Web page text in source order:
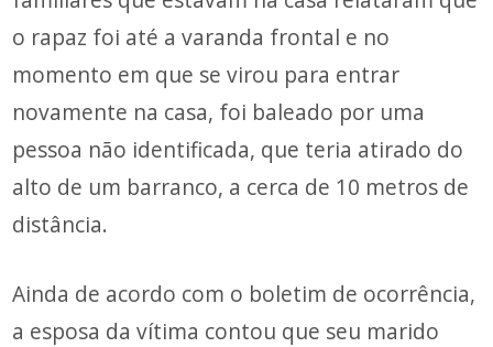
o rapaz foi até a varanda frontal e no
momento em que se virou para entrar
novamente na casa, foi baleado por uma
pessoa não identificada, que teria atirado do
alto de um barranco, a cerca de 10 metros de
distância.
Ainda de acordo com o boletim de ocorrência,
a esposa da vítima contou que seu marido